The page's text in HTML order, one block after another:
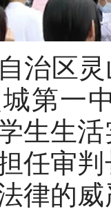
区灵
第一
生生
任审
律的